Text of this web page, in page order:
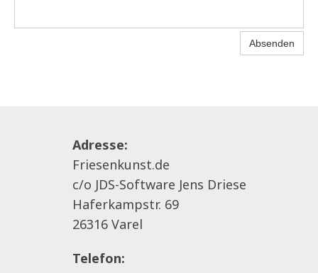
Absenden
Adresse:
Friesenkunst.de
c/o JDS-Software Jens Driese
Haferkampstr. 69
26316 Varel
Telefon: